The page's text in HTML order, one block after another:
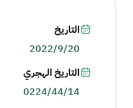
التاريخ
2022/9/20
التاريخ الهجري
0224/44/14